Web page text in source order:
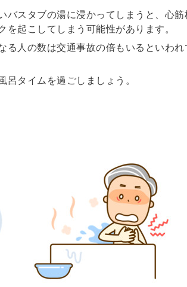
スタブの湯に浸かってしまうと、心筋
起こしてしまう可能性があります。
人の数は交通事故の倍もいるといわれ
タイムを過ごしましょう。